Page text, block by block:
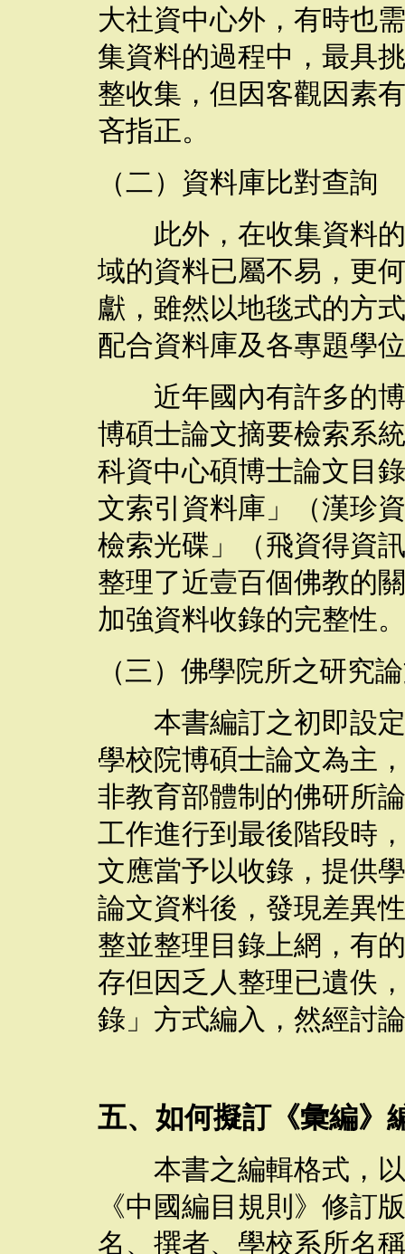
大社資中心外，有時也
集資料的過程中，最具
整收集，但因客觀因素
吝指正。
（二）資料庫比對查詢
此外，在收集資料的
域的資料已屬不易，更
獻，雖然以地毯式的方
配合資料庫及各專題學
近年國內有許多的博
博碩士論文摘要檢索系
科資中心碩博士論文目
文索引資料庫」（漢珍
檢索光碟」（飛資得資
整理了近壹百個佛教的
加強資料收錄的完整性。
（三）佛學院所之研究
本書編訂之初即設定
學校院博碩士論文為主
非教育部體制的佛研所
工作進行到最後階段時
文應當予以收錄，提供
論文資料後，發現差異
整並整理目錄上網，有
存但因乏人整理已遺佚
錄」方式編入，然經討
五、如何擬訂《彙編》
本書之編輯格式，以
《中國編目規則》修訂
名、撰者、學校系所名